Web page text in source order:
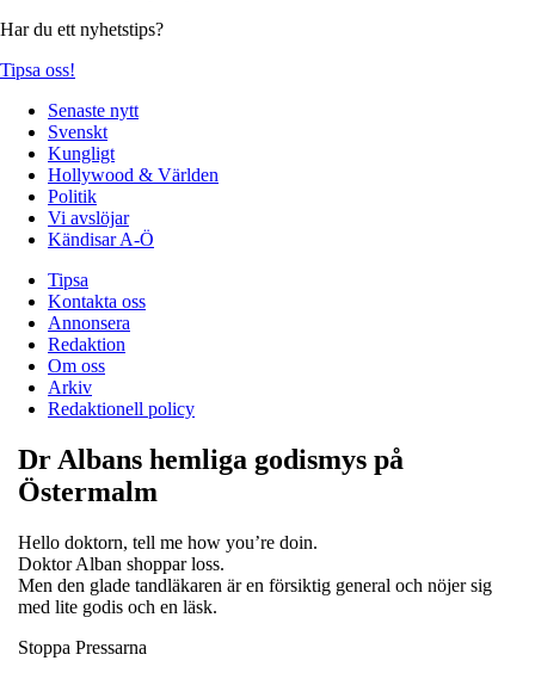
Har du ett nyhetstips?
Tipsa oss!
Senaste nytt
Svenskt
Kungligt
Hollywood & Världen
Politik
Vi avslöjar
Kändisar A-Ö
Tipsa
Kontakta oss
Annonsera
Redaktion
Om oss
Arkiv
Redaktionell policy
Dr Albans hemliga godismys på
Östermalm
Hello doktorn, tell me how you’re doin.
Doktor Alban shoppar loss.
Men den glade tandläkaren är en försiktig general och nöjer sig
med lite godis och en läsk.
Stoppa Pressarna